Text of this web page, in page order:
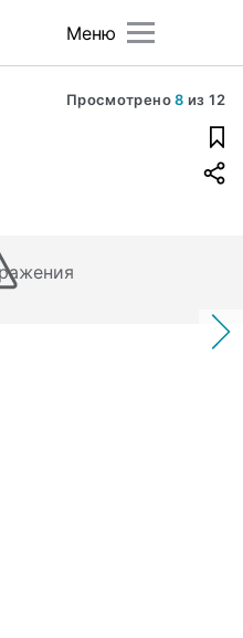
Меню
Просмотрено8 из12